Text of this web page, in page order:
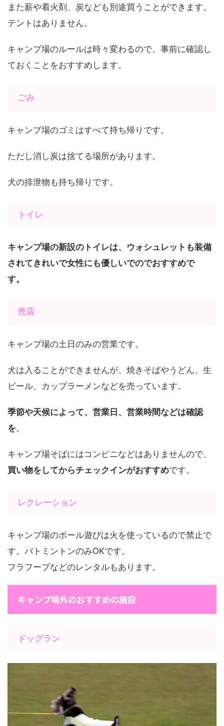
また薪や着火剤、炭なども別途買うことができます。
テントはありません。
キャンプ場のルールは時々変わるので、事前に確認し
ておくことをおすすめします。
ごみ
キャンプ場のゴミはすべて持ち帰りです。
ただし消し炭は捨てる場所があります。
犬の排泄物も持ち帰りです。
トイレ
キャンプ場の新設のトイレは、ウォシュレットも装備
されてきれいで女性にも優しいでのでおすすめで
す。
売店
キャンプ場の土日のみの営業です。
犬は入ることができませんが、焼きそばやうどん、生
ビール、カップラーメンなどを売っています。
季節や天候によって、営業日、営業時間などは確認
を。
キャンプ場そばにはコンビニなどはありませんので、
買い物をしてからチェックインがおすすめです。
レクレーション
キャンプ場のボール遊びは火を使っているので禁止で
す。バトミントンのみOKです。
フラフープなどのレンタルもあります。
キャンプ場外のおすすめの施設
ドッグラン